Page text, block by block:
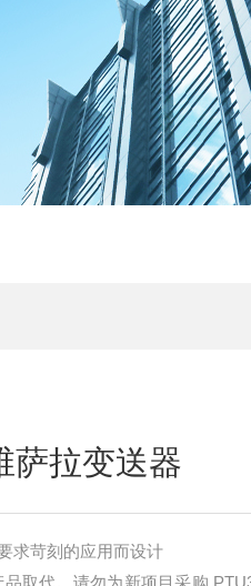
萨拉变送器
求苛刻的应用而设计
取代。请勿为新项目采购